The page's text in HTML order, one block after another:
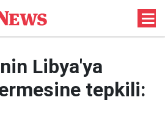
Libya'ya
tepkili: